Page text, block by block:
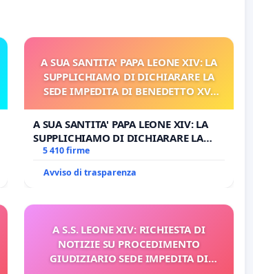
A SUA SANTITA' PAPA LEONE XIV: LA
SUPPLICHIAMO DI DICHIARARE LA
SEDE IMPEDITA DI BENEDETTO XVI
PROCESSO
A SUA SANTITA' PAPA LEONE XIV: LA
SUPPLICHIAMO DI DICHIARARE LA
SEDE IMPEDITA DI BENEDETTO XVI E/O
DI FAR APRIRE IL RELATIVO PROCESSO
5 410 firme
Avviso di trasparenza
A S.S. LEONE XIV: RICHIESTA DI
NOTIZIE SU PROCEDIMENTO
GIUDIZIARIO SEDE IMPEDITA DI